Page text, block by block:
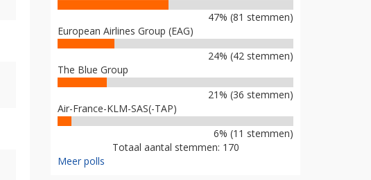
47% (81 stemmen)
European Airlines Group (EAG)
24% (42 stemmen)
The Blue Group
21% (36 stemmen)
Air-France-KLM-SAS(-TAP)
6% (11 stemmen)
Totaal aantal stemmen: 170
Meer polls